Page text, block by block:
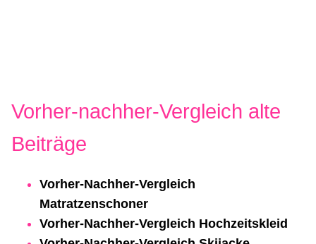
Vorher-nachher-Vergleich alte
Beiträge
Vorher‑Nachher‑Vergleich
Matratzenschoner
Vorher-Nachher-Vergleich Hochzeitskleid